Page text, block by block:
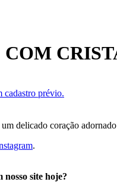
cadastro prévio.
delicado coração
.
nosso site hoje?